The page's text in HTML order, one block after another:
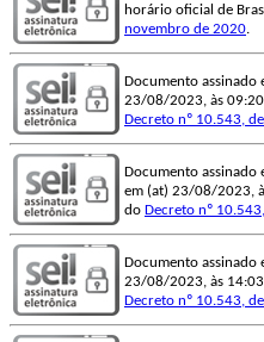
horário oficial de
novembro de 2020.
Documento
23/08/2023, às
Decreto nº 10.543,
Documento
em (at) 23/08/2023,
do Decreto nº
Documento
23/08/2023, às
Decreto nº 10.543,